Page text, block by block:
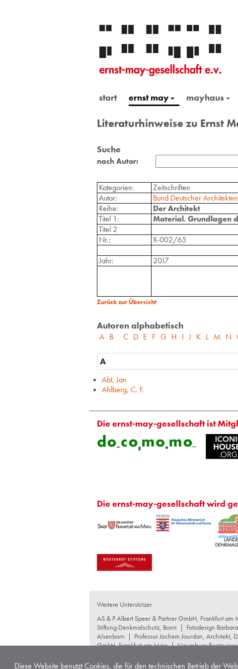
Diese Website benutzt Cookies, die für den technischen Betrieb der
start ernst may mayhaus
Literaturhinweise zu Ernst
Suche
nach Autor:
Kategorien:
Zeitschriften
Autor:
Bund Deutscher
Reihe:
Der Architekt
Titel 1:
Material. Grundlagen
Titel 2
Nr.:
X-002/65
Jahr:
2017
Zurück zur Übersicht
Autoren alphabetisch
A B C D E F G H I J K L M N
A
Abt, Jan
Ahlberg, C. F.
Die ernst-may-gesellschaft ist
Die ernst-may-gesellschaft wird
Weitere Unterstützer
AS & P Albert Speer & Partner GmbH, Frankfurt am
Stiftung Denkmalschutz, Bonn | Fotodesign
Alsenborn | Professor Jochem Jourdan, Architekt,
GmbH, Frankfurt am Main|Naumburg
Produktgesellschaft mbH, Waltrop |Wentz